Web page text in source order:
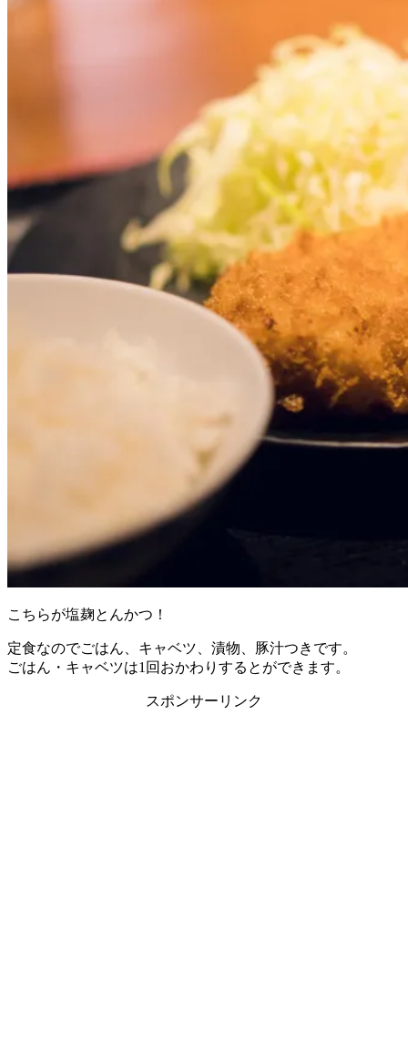
こちらが塩麹とんかつ！
定食なのでごはん、キャベツ、漬物、豚汁つきです。
ごはん・キャベツは1回おかわりするとができます。
スポンサーリンク